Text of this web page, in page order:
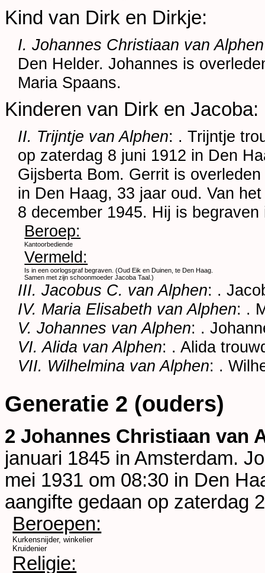
Kind van Dirk en Dirkje:
I. Johannes Christiaan van Alphen
Den Helder. Johannes is
Maria Spaans.
Kinderen van Dirk en Jacoba:
II. Trijntje van Alphen: . Trijntje
op zaterdag 8 juni 1912 in Den
Gijsberta Bom. Gerrit is
in Den Haag, 33 jaar oud. Van
8 december 1945. Hij is
Beroep:
Kantoorbediende
Vermeld:
Is in een oorlogsgraf begraven. (Oud Eik en Duinen, te Den Haag.
Samen met zijn schoonmoeder Jacoba Taal.)
III. Jacobus C. van Alphen: .
IV. Maria Elisabeth van Alphen: .
V. Johannes van Alphen: .
VI. Alida van Alphen: . Alida
VII. Wilhelmina van Alphen: .
Generatie 2 (ouders)
2 Johannes Christiaan van
januari 1845 in Amsterdam.
mei 1931 om 08:30 in Den
aangifte gedaan op zaterdag
Beroepen:
Kurkensnijder, winkelier
Kruidenier
Religie: